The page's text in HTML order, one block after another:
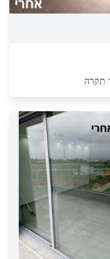
תקרה